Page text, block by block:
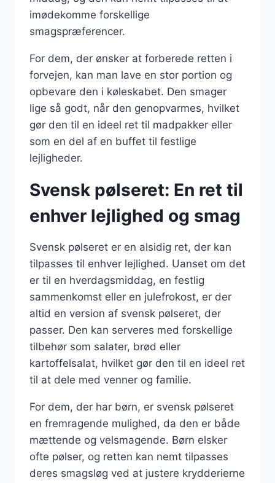
imødekomme forskellige
smagspræferencer.
For dem, der ønsker at forberede retten i
forvejen, kan man lave en stor portion og
opbevare den i køleskabet. Den smager
lige så godt, når den genopvarmes, hvilket
gør den til en ideel ret til madpakker eller
som en del af en buffet til festlige
lejligheder.
Svensk pølseret: En ret til
enhver lejlighed og smag
Svensk pølseret er en alsidig ret, der kan
tilpasses til enhver lejlighed. Uanset om det
er til en hverdagsmiddag, en festlig
sammenkomst eller en julefrokost, er der
altid en version af svensk pølseret, der
passer. Den kan serveres med forskellige
tilbehør som salater, brød eller
kartoffelsalat, hvilket gør den til en ideel ret
til at dele med venner og familie.
For dem, der har børn, er svensk pølseret
en fremragende mulighed, da den er både
mættende og velsmagende. Børn elsker
ofte pølser, og retten kan nemt tilpasses
deres smagsløg ved at justere krydderierne